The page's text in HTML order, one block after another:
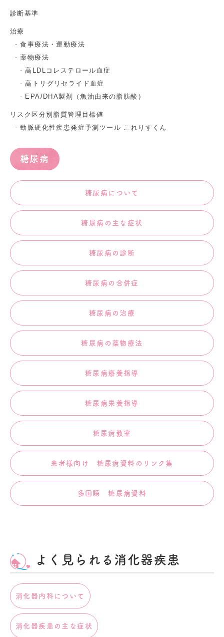
診断基準
治療
食事療法・運動療法
薬物療法
高LDLコレステロール血症
高トリグリセライド血症
EPA/DHA製剤（魚油由来の脂肪酸）
リスク区分別脂質管理目標値
動脈硬化性疾患発症予測ツール これりすくん
糖尿病
糖尿病について
糖尿病の主な症状
糖尿病の診断
糖尿病の合併症
糖尿病の治療
糖尿病の薬物療法
糖尿病療養指導
糖尿病栄養指導
糖尿病教室
患者様向け 糖尿病資料のリンク集
多国語 糖尿病資料
よく見られる消化器疾患
消化器内科について
消化器疾患の主な症状